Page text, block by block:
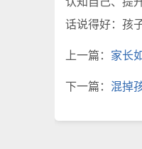
话说得好：孩
上一篇： 家长
下一篇： 混掉